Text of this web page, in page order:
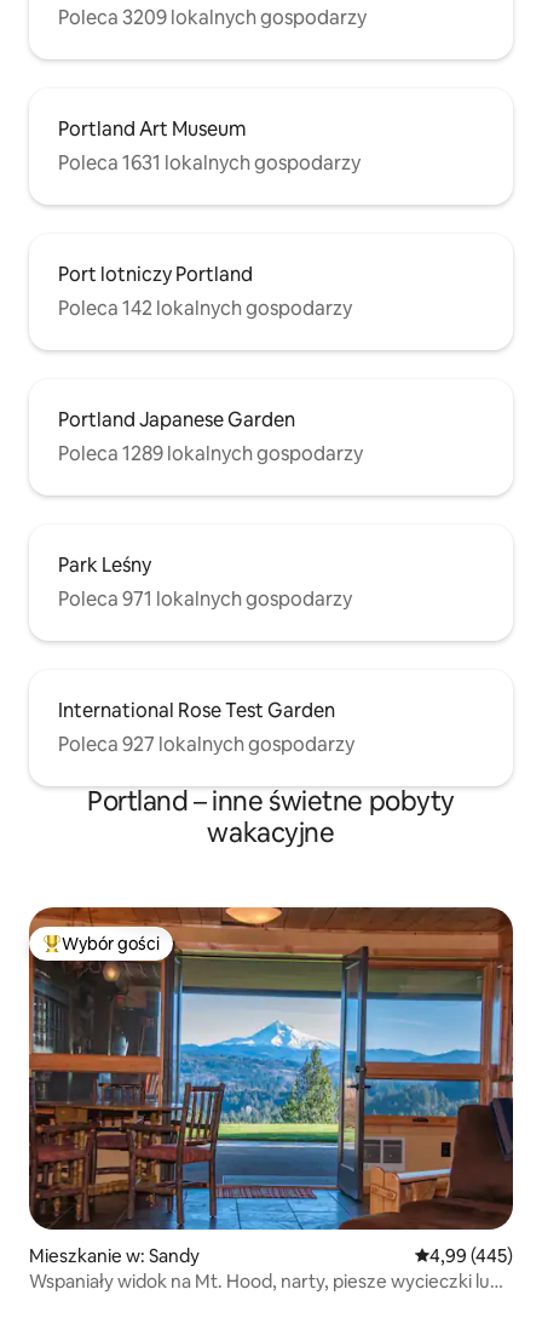
Poleca 3209 lokalnych gospodarzy
Portland Art Museum
Poleca 1631 lokalnych gospodarzy
Port lotniczy Portland
Poleca 142 lokalnych gospodarzy
Portland Japanese Garden
Poleca 1289 lokalnych gospodarzy
Park Leśny
Poleca 971 lokalnych gospodarzy
International Rose Test Garden
Poleca 927 lokalnych gospodarzy
Portland – inne świetne pobyty
wakacyjne
Najpopularniejsze z kategorii Wybór gości
Wybór gości
Mieszkanie w: Sandy Średnia
4,99 (445)
Wspaniały widok na Mt. Hood, narty, piesze wycieczki lub